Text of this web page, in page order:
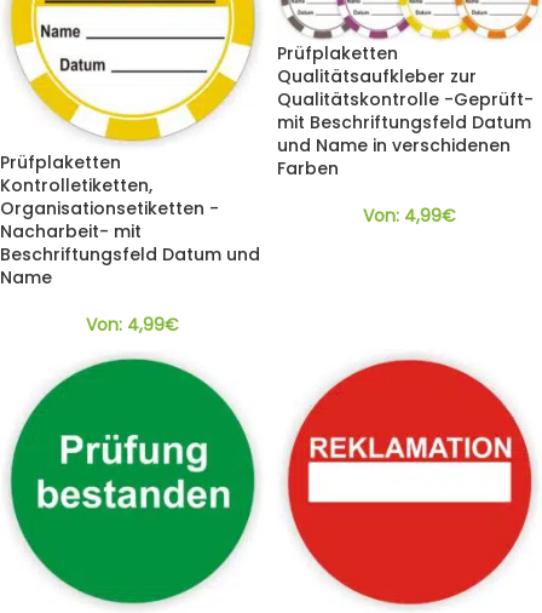
Prüfplaketten
Kontrolletiketten,
Organisationsetiketten -
Nacharbeit- mit
Beschriftungsfeld Datum und
Name
Von: 4,99€
Prüfplaketten
Qualitätsaufkleber zur
Qualitätskontrolle -Geprüft-
mit Beschriftungsfeld Datum
und Name in verschidenen
Farben
Von: 4,99€